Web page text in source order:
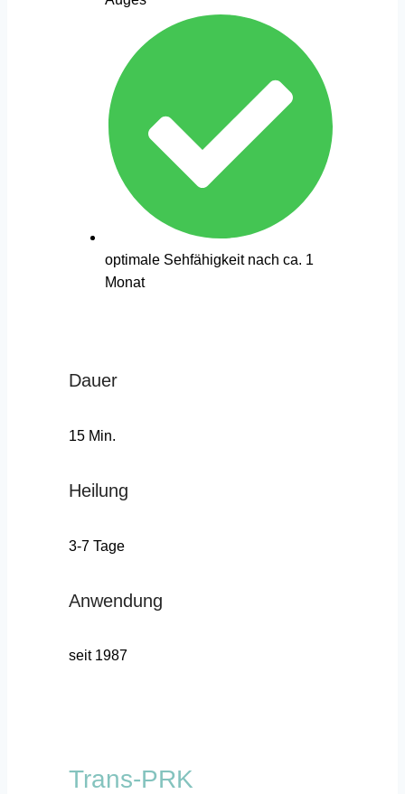
optimale Sehfähigkeit nach ca. 1
Monat
Dauer
15 Min.
Heilung
3-7 Tage
Anwendung
seit 1987
Trans-PRK